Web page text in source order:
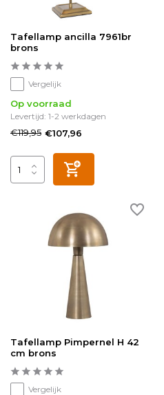
Tafellamp ancilla 7961br
brons
Vergelijk
Op voorraad
Levertijd: 1-2 werkdagen
€119,95 €107,96
Tafellamp Pimpernel H 42
cm brons
Vergelijk